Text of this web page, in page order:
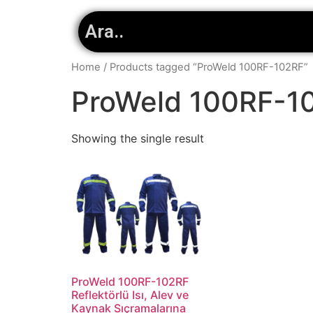
Home / Products tagged “ProWeld 100RF-102RF”
ProWeld 100RF-
Showing the single result
ProWeld 100RF-102RF
Reflektörlü Isı, Alev ve
Kaynak Sıçramalarına